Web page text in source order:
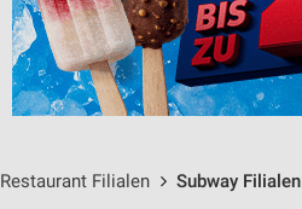
Restaurant Filialen Subway Filialen